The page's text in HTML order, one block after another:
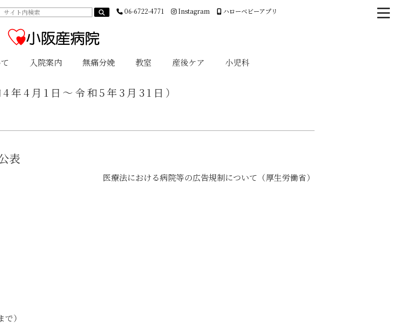
06-6722-4771 Instagram ハローベビーアプリ
入院案内 無痛分娩 教室 産後ケア 小児科
4月1日～令和5年3月31日）
表
医療法における病院等の広告規制について（厚生労働省）
）